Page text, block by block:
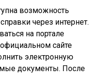
возможность
через интернет.
на портале
сайте
электронную
документы. После